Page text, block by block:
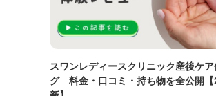
スワンレディースクリニック産後ケア
グ 料金・口コミ・持ち物を全公開